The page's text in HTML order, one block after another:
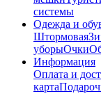
системы
Одежда и
Штормовая
уборыОчки
Информация
Оплата и
карта